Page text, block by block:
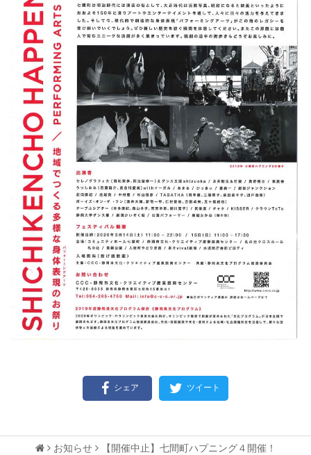
シェア ツイート
お知らせ 【開催中止】七間町ハプニング４開催！